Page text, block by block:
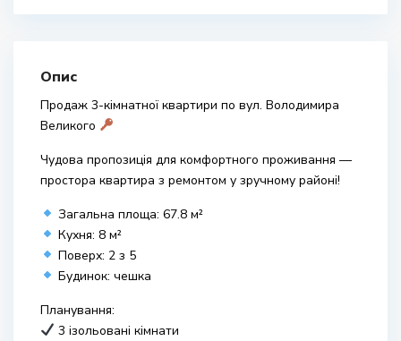
Опис
Продаж 3-кімнатної квартири по вул. Володимира
Великого
Чудова пропозиція для комфортного проживання —
простора квартира з ремонтом у зручному районі!
Загальна площа: 67.8 м²
Кухня: 8 м²
Поверх: 2 з 5
Будинок: чешка
Планування:
3 ізольовані кімнати